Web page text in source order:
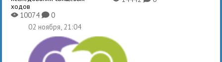
ходов
X10074K0
02 ноября, 21:04